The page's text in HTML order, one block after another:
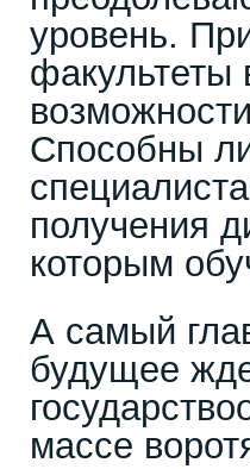
уровень.
факультеты
Способны
получения
которым
А самый
будущее
массе